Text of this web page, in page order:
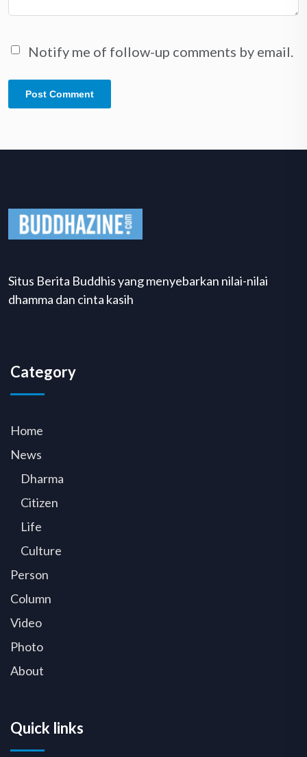
Notify me of follow-up comments by email.
Situs Berita Buddhis yang menyebarkan nilai-nilai
dhamma dan cinta kasih
Category
Home
News
Dharma
Citizen
Life
Culture
Person
Column
Video
Photo
About
Quick links